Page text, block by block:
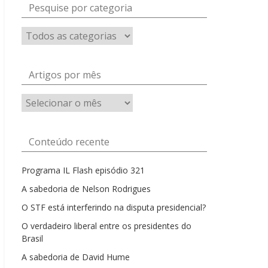
Pesquise por categoria
Artigos por mês
Artigos
por
Conteúdo recente
Programa IL Flash episódio 321
A sabedoria de Nelson Rodrigues
O STF está interferindo na disputa presidencial?
O verdadeiro liberal entre os presidentes do
Brasil
A sabedoria de David Hume